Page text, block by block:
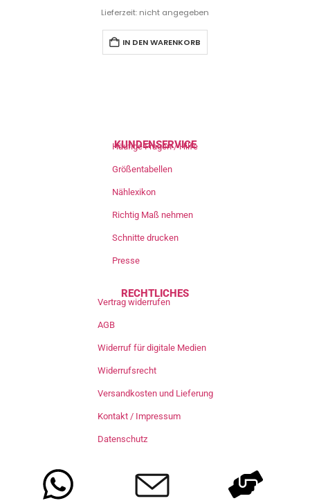
Lieferzeit: nicht angegeben
IN DEN WARENKORB
KUNDENSERVICE
Häufige Fragen / Hilfe
Größentabellen
Nählexikon
Richtig Maß nehmen
Schnitte drucken
Presse
RECHTLICHES
Vertrag widerrufen
AGB
Widerruf für digitale Medien
Widerrufsrecht
Versandkosten und Lieferung
Kontakt / Impressum
Datenschutz